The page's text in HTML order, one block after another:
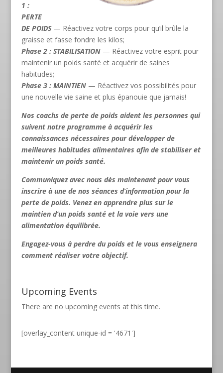
1 :
PERTE
DE POIDS— Réactivez votre corps pour qu’il brûle la
graisse et fasse fondre les kilos;
Phase 2 : STABILISATION— Réactivez votre esprit pour
maintenir un poids santé et acquérir de saines
habitudes;
Phase 3 : MAINTIEN— Réactivez vos possibilités pour
une nouvelle vie saine et plus épanouie que jamais!
Nos coachs de perte de poids aident les personnes qui
suivent notre programme à acquérir les
connaissances nécessaires pour développer de
meilleures habitudes alimentaires afin de stabiliser et
maintenir un poids santé.
Communiquez avec nous dès maintenant pour vous
inscrire à une de nos séances d’information pour la
perte de poids. Venez en apprendre plus sur le
maintien d’un poids santé et la voie vers une
alimentation équilibrée.
Engagez-vous à perdre du poids et le vous enseignera
comment réaliser votre objectif.
Upcoming Events
There are no upcoming events at this time.
[overlay_content unique-id = '4671']